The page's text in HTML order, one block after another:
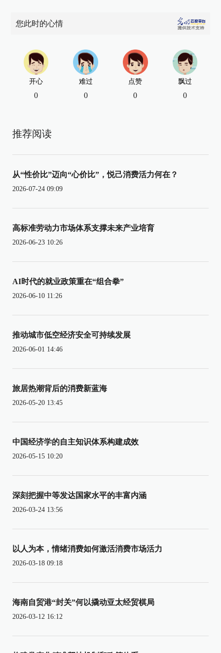
您此时的心情
开心
0
难过
0
点赞
0
飘过
0
推荐阅读
从“性价比”迈向“心价比”，悦己消费活力何在？
2026-07-24 09:09
高标准劳动力市场体系支撑未来产业培育
2026-06-23 10:26
AI时代的就业政策重在“组合拳”
2026-06-10 11:26
推动城市低空经济安全可持续发展
2026-06-01 14:46
旅居热潮背后的消费新蓝海
2026-05-20 13:45
中国经济学的自主知识体系构建成效
2026-05-15 10:20
深刻把握中等发达国家水平的丰富内涵
2026-03-24 13:56
以人为本，情绪消费如何激活消费市场活力
2026-03-18 09:18
海南自贸港“封关”何以撬动亚太经贸棋局
2026-03-12 16:12